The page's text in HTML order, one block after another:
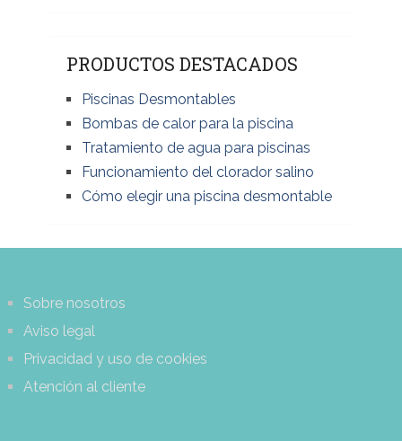
PRODUCTOS DESTACADOS
Piscinas Desmontables
Bombas de calor para la piscina
Tratamiento de agua para piscinas
Funcionamiento del clorador salino
Cómo elegir una piscina desmontable
Sobre nosotros
Aviso legal
Privacidad y uso de cookies
Atención al cliente